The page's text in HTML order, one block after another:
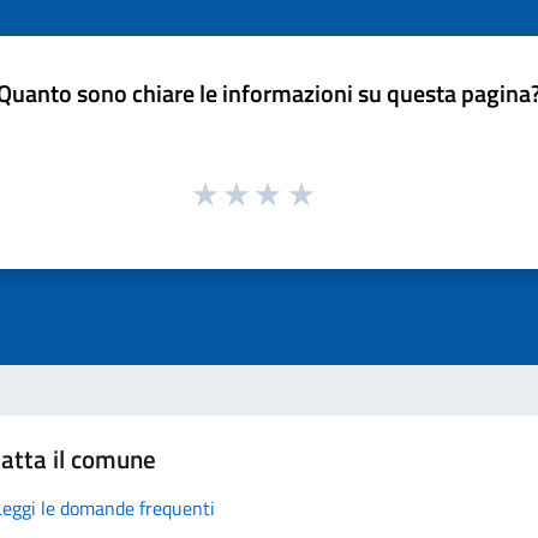
sono chiare le informazioni su questa
il comune
le domande frequenti